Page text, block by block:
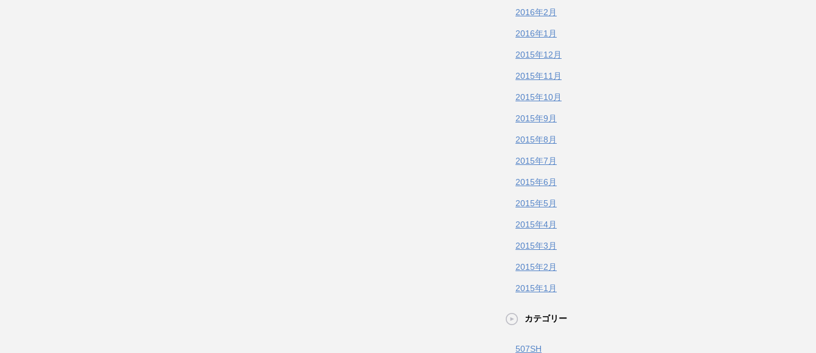
2016年2月
2016年1月
2015年12月
2015年11月
2015年10月
2015年9月
2015年8月
2015年7月
2015年6月
2015年5月
2015年4月
2015年3月
2015年2月
2015年1月
カテゴリー
507SH